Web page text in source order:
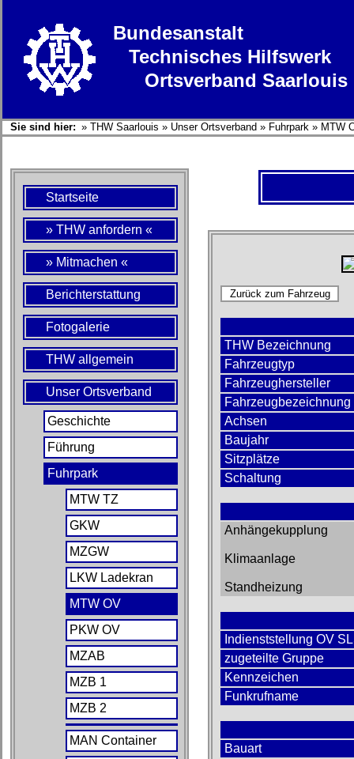
Bundesanstalt
Technisches Hilfswerk
Ortsverband Saarlouis
Sie sind hier: » THW Saarlouis » Unser Ortsverband » Fuhrpark » MTW
Startseite
» THW anfordern «
» Mitmachen «
Berichterstattung
Fotogalerie
THW allgemein
Unser Ortsverband
Geschichte
Führung
Fuhrpark
MTW TZ
GKW
MZGW
LKW Ladekran
MTW OV
PKW OV
MZAB
MZB 1
MZB 2
MAN Container
THW Bezeichnung
Fahrzeugtyp
Fahrzeughersteller
Fahrzeugbezeichnung
Achsen
Baujahr
Sitzplätze
Schaltung
Anhängekupplung
Klimaanlage
Standheizung
Indienststellung OV
zugeteilte Gruppe
Kennzeichen
Funkrufname
Bauart